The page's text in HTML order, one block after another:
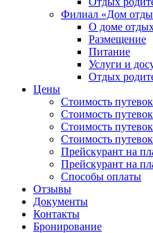
Филиал «Дом
О доме
Размещение
Питание
Услуги и
Отдых
Цены
Стоимость
Стоимость
Стоимость
Стоимость
Прейскурант на
Прейскурант на
Способы оплаты
Отзывы
Документы
Контакты
Бронирование